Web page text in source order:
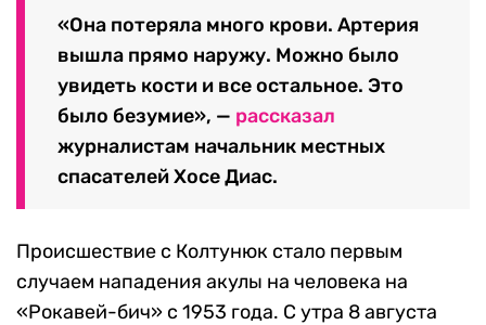
«Она потеряла много крови. Артерия
вышла прямо наружу. Можно было
увидеть кости и все остальное. Это
было безумие», — рассказал
журналистам начальник местных
спасателей Хосе Диас.
Происшествие с Колтунюк стало первым
случаем нападения акулы на человека на
«Рокавей-бич» с 1953 года. С утра 8 августа